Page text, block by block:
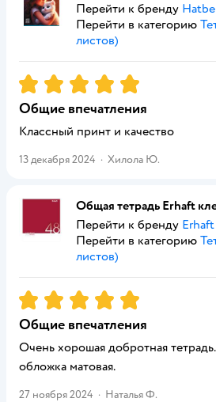
Перейти к бренду
Перейти в категорию
листов)
Рейтинг:5
Общие впечатления
Классный принт и качество
13 декабря 2024 · Хилола Ю.
Общая тетрадь Erhaft
Перейти к бренду Erhaft
Перейти в категорию
листов)
Рейтинг:5
Общие впечатления
Очень хорошая добротная
обложка матовая.
27 ноября 2024 · Наталья Ф.